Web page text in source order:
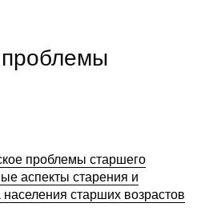
проблемы старшего
аспекты старения и
старших возрастов